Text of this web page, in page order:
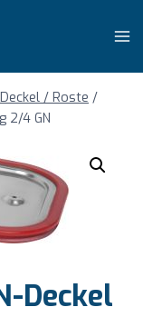
/ Roste /
2/4 GN
Deckel